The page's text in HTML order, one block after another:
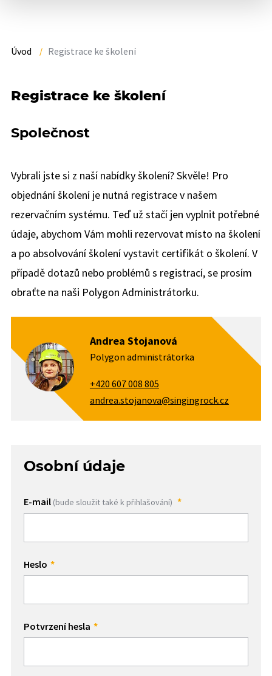
Úvod Registrace ke školení
Registrace ke školení
Společnost
Vybrali jste si z naší nabídky školení? Skvěle! Pro
objednání školení je nutná registrace v našem
rezervačním systému. Teď už stačí jen vyplnit potřebné
údaje, abychom Vám mohli rezervovat místo na školení
a po absolvování školení vystavit certifikát o školení. V
případě dotazů nebo problémů s registrací, se prosím
obraťte na naši Polygon Administrátorku.
Andrea Stojanová
Polygon administrátorka
+420 607 008 805
andrea.stojanova@singingrock.cz
Osobní údaje
E-mail (bude sloužit také k přihlašování)
Heslo
Potvrzení hesla